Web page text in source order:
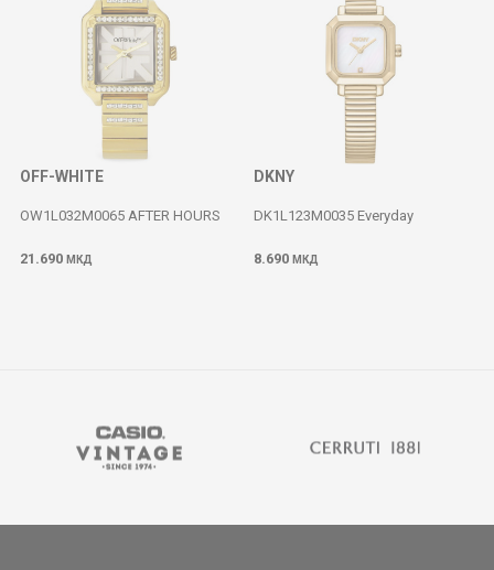
OFF-WHITE
OW1L032M0065 AFTER HOURS
21.690 МКД
DKNY
DK1L123M0035 Everyday
8.690 МКД